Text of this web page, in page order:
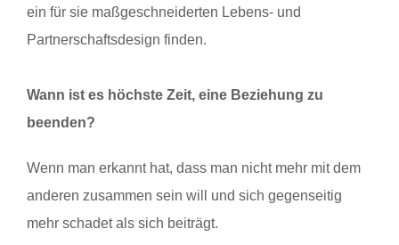
ein für sie maßgeschneiderten Lebens- und
Partnerschaftsdesign finden.
Wann ist es höchste Zeit, eine Beziehung zu
beenden?
Wenn man erkannt hat, dass man nicht mehr mit dem
anderen zusammen sein will und sich gegenseitig
mehr schadet als sich beiträgt.